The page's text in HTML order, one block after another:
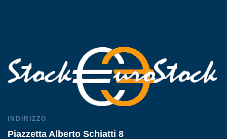
INDIRIZZO
Piazzetta Alberto Schiatti 8